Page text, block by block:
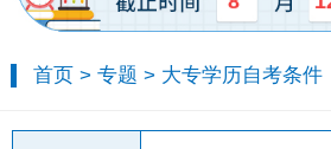
首页 >专题 > 大专学历自考条件